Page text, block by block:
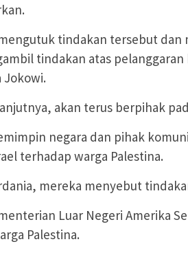
tindakan tersebut dan
tindakan atas
Jokowi.
akan terus berpihak
negara dan pihak
terhadap warga Palestina.
mereka menyebut
Luar Negeri Amerika
Palestina.